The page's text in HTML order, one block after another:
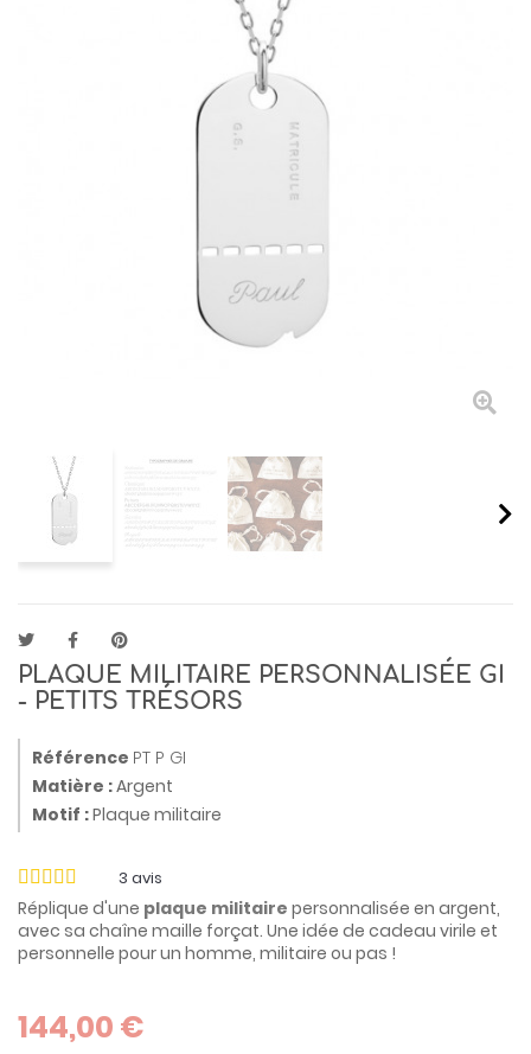
PLAQUE MILITAIRE PERSONNALISÉE GI
- PETITS TRÉSORS
Référence PT P GI
Matière :Argent
Motif :Plaque militaire
3 avis
Réplique d'une plaque militaire personnalisée en argent,
avec sa chaîne maille forçat. Une idée de cadeau virile et
personnelle pour un homme, militaire ou pas !
144,00 €